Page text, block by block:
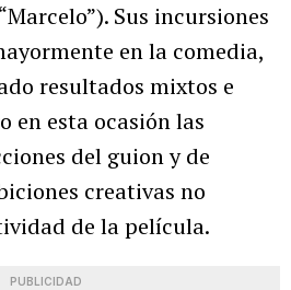
Sus incursiones
en la comedia,
resultados mixtos e
en esta ocasión las
del guion y de
creativas no
de la película.
PUBLICIDAD